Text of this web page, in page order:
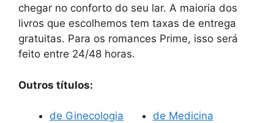
chegar no conforto do seu lar. A maioria dos
livros que escolhemos tem taxas de entrega
gratuitas. Para os romances Prime, isso será
feito entre 24/48 horas.
Outros títulos:
de Ginecologia
de Medicina